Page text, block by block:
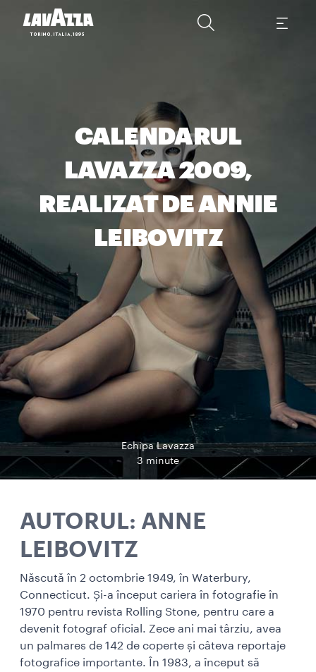
CALENDARUL
LAVAZZA 2009,
REALIZAT DE ANNIE
LEIBOVITZ
Echipa Lavazza
3 minute
AUTORUL: ANNE
LEIBOVITZ
Născută în 2 octombrie 1949, în Waterbury,
Connecticut. Și-a început cariera în fotografie în
1970 pentru revista Rolling Stone, pentru care a
devenit fotograf oficial. Zece ani mai târziu, avea
un palmares de 142 de coperte și câteva reportaje
fotografice importante. În 1983, a început să